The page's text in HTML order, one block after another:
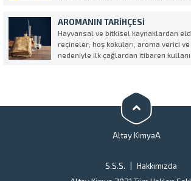
özelliği taşıyan, tanımlanmış
yönetemlerine göre üç çeşit aroma
•...
AROMANIN TARIHÇESI
Hayvansal ve bitkisel kaynaklardan
reçineler; hoş kokuları, aroma verici
nedeniyle ilk çağlardan itibaren
Altay KimyaA
S.S.S.
Hakkımızda